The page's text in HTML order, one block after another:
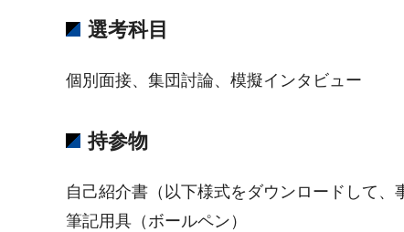
選考科目
個別面接、集団討論、模擬インタビュー
持参物
自己紹介書（以下様式をダウンロードして
筆記用具（ボールペン）